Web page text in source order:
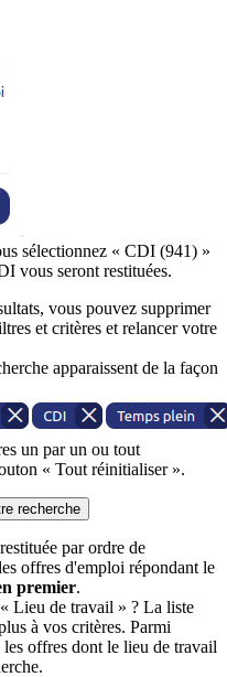
sélectionnez « CDI (941) »
vous seront restituées.
vous pouvez supprimer
et critères et relancer votre
apparaissent de la façon
un par un ou tout
« Tout réinitialiser ».
recherche
par ordre de
offres d'emploi répondant le
premier.
Lieu de travail » ? La liste
à vos critères. Parmi
offres dont le lieu de travail